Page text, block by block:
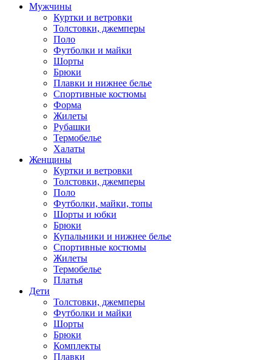
Мужчины
Куртки и ветровки
Толстовки, джемперы
Поло
Футболки и майки
Шорты
Брюки
Плавки и нижнее белье
Спортивные костюмы
Форма
Жилеты
Рубашки
Термобелье
Халаты
Женщины
Куртки и ветровки
Толстовки, джемперы
Поло
Футболки, майки, топы
Шорты и юбки
Брюки
Купальники и нижнее белье
Спортивные костюмы
Жилеты
Термобелье
Платья
Дети
Толстовки, джемперы
Футболки и майки
Шорты
Брюки
Комплекты
Плавки